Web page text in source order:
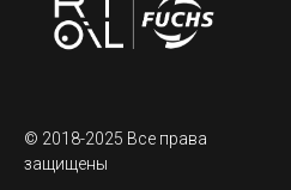
© 2018-2025 Все права
защищены